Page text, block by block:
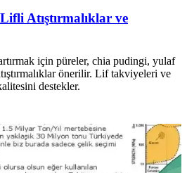
Atıştırmalıklar ve
için püreler, chia pudingi, yulaf
önerilir. Lif takviyeleri ve
destekler.